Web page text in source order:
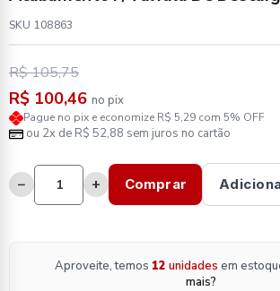
SKU 108863
R$ 105,75
R$ 100,46 no pix
Pague no pix e economize R$ 5,29 com 5% OFF
ou 2x de R$ 52,88 sem juros no cartão
− + Comprar
Aproveite, temos 12 unidades em
mais?